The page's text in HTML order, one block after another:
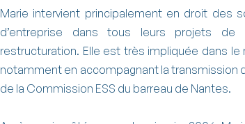
Marie intervient principalement en droit des
d’entreprise dans tous leurs projets
restructuration. Elle est très impliquée dans le
notamment en accompagnant la transmission
de la Commission ESS du barreau de Nantes.